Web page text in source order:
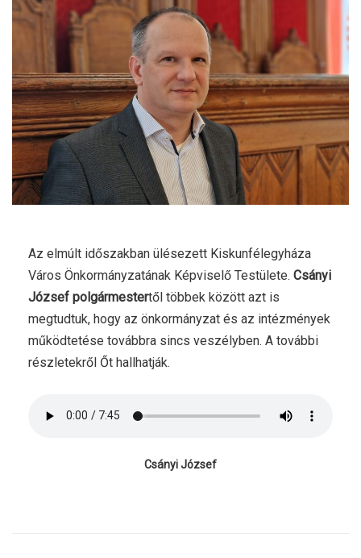
Az elmúlt időszakban ülésezett Kiskunfélegyháza
Város Önkormányzatának Képviselő Testülete. Csányi
József polgármestertől többek között azt is
megtudtuk, hogy az önkormányzat és az intézmények
működtetése továbbra sincs veszélyben. A további
részletekről Őt hallhatják.
Csányi József